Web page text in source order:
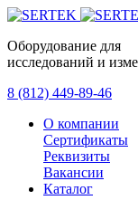
Оборудование для
исследований и
8 (812) 449-89-46
О компании
Сертификаты
Реквизиты
Вакансии
Каталог